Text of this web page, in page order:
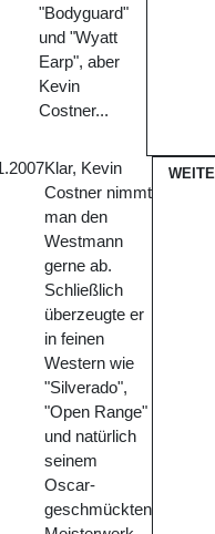
"Bodyguard"
und "Wyatt
Earp", aber
Kevin
Costner...
Klar, Kevin
Costner nimmt
man den
Westmann
gerne ab.
Schließlich
überzeugte er
in feinen
Western wie
"Silverado",
"Open Range"
und natürlich
seinem
Oscar-
geschmückten